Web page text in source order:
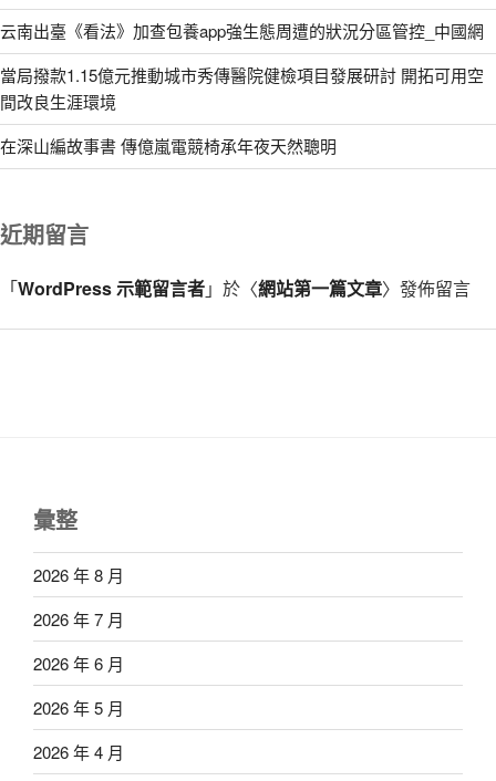
云南出臺《看法》加查包養app強生態周遭的狀況分區管控_中國網
當局撥款1.15億元推動城市秀傳醫院健檢項目發展研討 開拓可用空
間改良生涯環境
在深山編故事書 傳億嵐電競椅承年夜天然聰明
近期留言
「WordPress 示範留言者」於〈網站第一篇文章〉發佈留言
彙整
2026 年 8 月
2026 年 7 月
2026 年 6 月
2026 年 5 月
2026 年 4 月